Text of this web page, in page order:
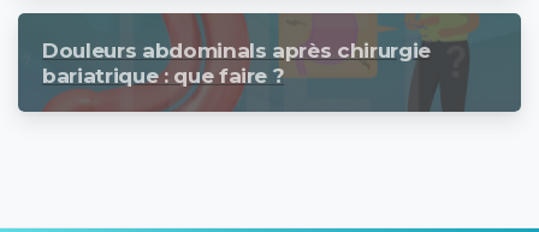
Douleurs abdominals après chirurgie
bariatrique : que faire ?